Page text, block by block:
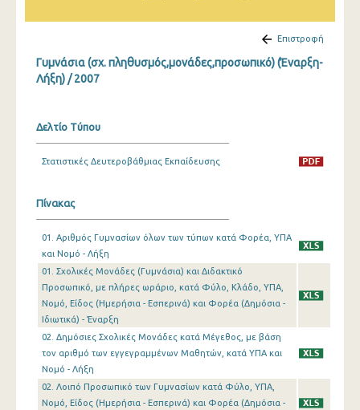
Επιστροφή
Γυμνάσια (σχ. πληθυσμός,μονάδες,προσωπικό) (Έναρξη-
Λήξη) / 2007
Δελτίο Τύπου
Στατιστικές Δευτεροβάθμιας Εκπαίδευσης
Πίνακας
01. Αριθμός Γυμνασίων όλων των τύπων κατά Φορέα, ΥΠΑ
και Νομό - Λήξη
01. Σχολικές Μονάδες (Γυμνάσια) και Διδακτικό
Προσωπικό, με πλήρες ωράριο, κατά Φύλο, Κλάδο, ΥΠΑ,
Νομό, Είδος (Ημερήσια - Εσπερινά) και Φορέα (Δημόσια -
Ιδιωτικά) - Έναρξη
02. Δημόσιες Σχολικές Μονάδες κατά Μέγεθος, με βάση
τον αριθμό των εγγεγραμμένων Μαθητών, κατά ΥΠΑ και
Νομό - Λήξη
02. Λοιπό Προσωπικό των Γυμνασίων κατά Φύλο, ΥΠΑ,
Νομό, Είδος (Ημερήσια - Εσπερινά) και Φορέα (Δημόσια -